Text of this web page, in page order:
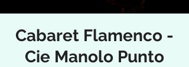
Cabaret Flamenco -
Cie Manolo Punto